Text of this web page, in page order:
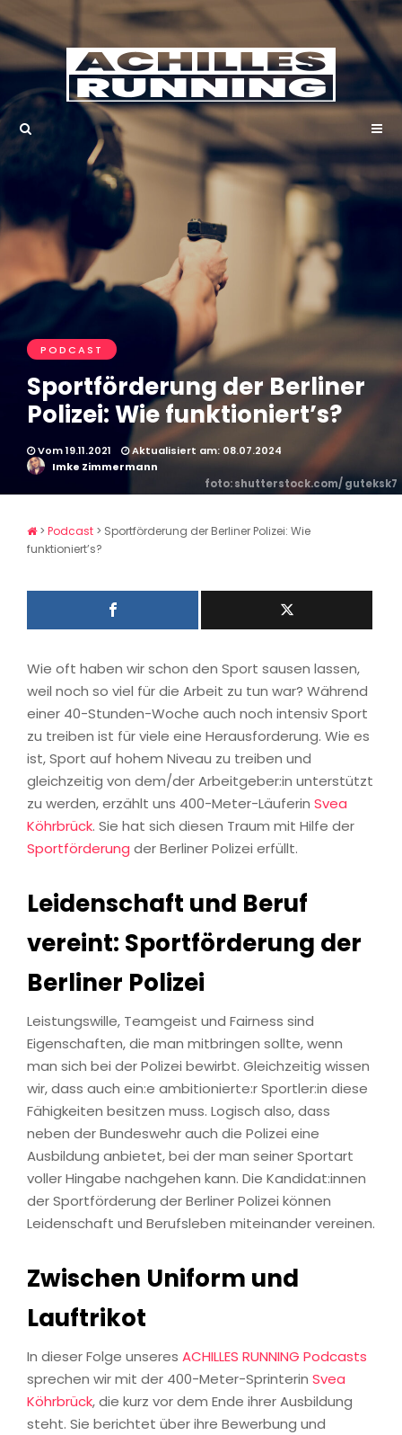
PODCAST
Sportförderung der Berliner
Polizei: Wie funktioniert’s?
Vom 19.11.2021
Aktualisiert am: 08.07.2024
Imke Zimmermann
foto: shutterstock.com/ guteksk7
> Podcast > Sportförderung der Berliner Polizei: Wie
funktioniert’s?
Wie oft haben wir schon den Sport sausen lassen,
weil noch so viel für die Arbeit zu tun war? Während
einer 40-Stunden-Woche auch noch intensiv Sport
zu treiben ist für viele eine Herausforderung. Wie es
ist, Sport auf hohem Niveau zu treiben und
gleichzeitig von dem/der Arbeitgeber:in unterstützt
zu werden, erzählt uns 400-Meter-Läuferin Svea
Köhrbrück. Sie hat sich diesen Traum mit Hilfe der
Sportförderung der Berliner Polizei erfüllt.
Leidenschaft und Beruf
vereint: Sportförderung der
Berliner Polizei
Leistungswille, Teamgeist und Fairness sind
Eigenschaften, die man mitbringen sollte, wenn
man sich bei der Polizei bewirbt. Gleichzeitig wissen
wir, dass auch ein:e ambitionierte:r Sportler:in diese
Fähigkeiten besitzen muss. Logisch also, dass
neben der Bundeswehr auch die Polizei eine
Ausbildung anbietet, bei der man seiner Sportart
voller Hingabe nachgehen kann. Die Kandidat:innen
der Sportförderung der Berliner Polizei können
Leidenschaft und Berufsleben miteinander vereinen.
Zwischen Uniform und
Lauftrikot
In dieser Folge unseres ACHILLES RUNNING Podcasts
sprechen wir mit der 400-Meter-Sprinterin Svea
Köhrbrück, die kurz vor dem Ende ihrer Ausbildung
steht. Sie berichtet über ihre Bewerbung und